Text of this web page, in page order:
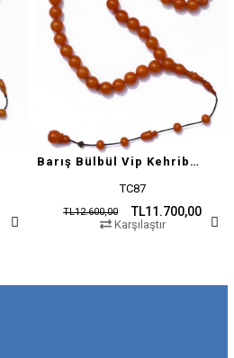
Barış Bülbül Vip Kehribar Tesbih
TC87
TL11.700,00
TL12.600,00
Karşılaştır